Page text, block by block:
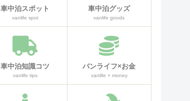
車中泊スポット
vanlife spot
車中泊グッズ
vanlife goods
車中泊知識コツ
vanlife tips
バンライフ×お金
vanlife × money